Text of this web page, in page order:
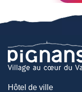
Hôtel de ville